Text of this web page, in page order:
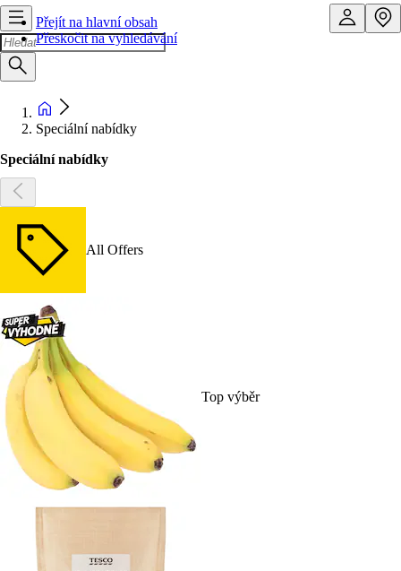
Přejít na hlavní obsah
Přeskočit na vyhledávání
Speciální nabídky
Speciální nabídky
All Offers
Top výběr